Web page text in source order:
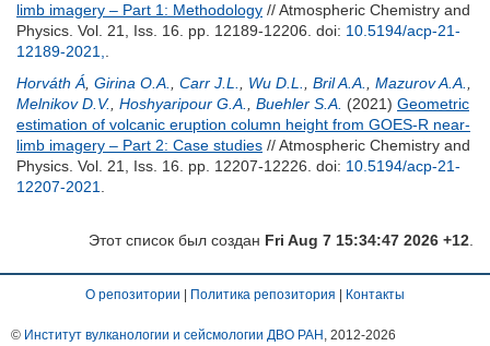
limb imagery – Part 1: Methodology // Atmospheric Chemistry and
Physics. Vol. 21, Iss. 16. pp. 12189-12206. doi: 10.5194/acp-21-
12189-2021,
Horváth Á Girina O.A. Carr J.L. Wu D.L. Bril A.A. Mazurov A.A.
Melnikov D.V. Hoshyaripour G.A. Buehler S.A. (2021) Geometric
estimation of volcanic eruption column height from GOES-R near-
limb imagery – Part 2: Case studies // Atmospheric Chemistry and
Physics. Vol. 21, Iss. 16. pp. 12207-12226. doi: 10.5194/acp-21-
12207-2021
Этот список был создан Fri Aug 7 15:34:47 2026 +12
О репозитории Политика репозитория Контакты
© Институт вулканологии и сейсмологии ДВО РАН , 2012-2026